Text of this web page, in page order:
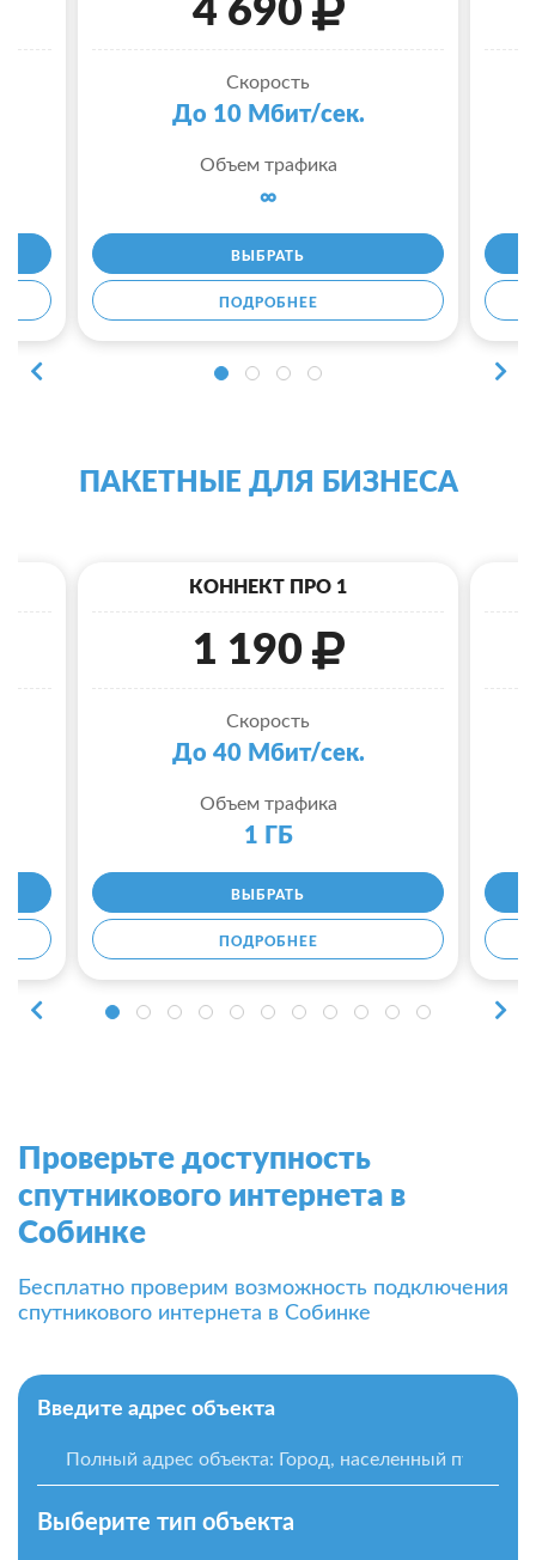
4 690
Скорость
До 10 Мбит/сек.
Объем трафика
∞
ВЫБРАТЬ
ПОДРОБНЕЕ
ПАКЕТНЫЕ ДЛЯ БИЗНЕСА
КОННЕКТ ПРО 1
1 190
Скорость
До 40 Мбит/сек.
Объем трафика
1 ГБ
ВЫБРАТЬ
ПОДРОБНЕЕ
Проверьте доступность
спутникового интернета в
Собинке
Бесплатно проверим возможность подключения
спутникового интернета в Собинке
Введите адрес объекта
Выберите тип объекта